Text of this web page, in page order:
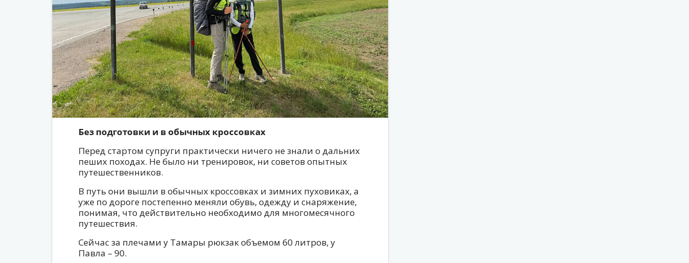
Без подготовки и в обычных кроссовках
Перед стартом супруги практически ничего не знали о дальних
пеших походах. Не было ни тренировок, ни советов опытных
путешественников.
В путь они вышли в обычных кроссовках и зимних пуховиках, а
уже по дороге постепенно меняли обувь, одежду и снаряжение,
понимая, что действительно необходимо для многомесячного
путешествия.
Сейчас за плечами у Тамары рюкзак объемом 60 литров, у
Павла – 90.